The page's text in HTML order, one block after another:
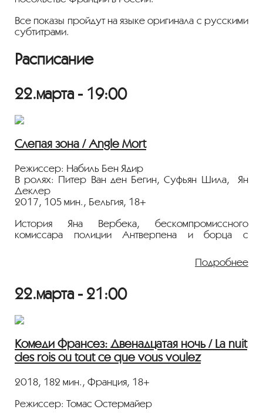
Все показы пройдут на языке оригинала с русскими
субтитрами.
Расписание
22.марта - 19:00
Слепая зона / Angle Mort
Режиссер: Набиль Бен Ядир
В ролях: Питер Ван ден Бегин, Суфьян Шила, Ян
Деклер
2017, 105 мин., Бельгия, 18+
История Яна Вербека, бескомпромиссного
комиссара полиции Антверпена и борца с
прославился как ярый сторонник радикальных мер.
Вербек взбудоражил общество, заявив, что
выборах к ультраправой партии ВПВ. В последний
день в качестве полицейского он проводит
расследование, которое приводит его в город
Шарлеруа на штурм нарколаборатории.
неожиданными.
Трейлер
Подробнее
22.марта - 21:00
Комеди Франсез: Двенадцатая ночь / La nuit
des rois ou tout ce que vous voulez
2018, 182 мин., Франция, 18+
Режиссер: Томас Остермайер